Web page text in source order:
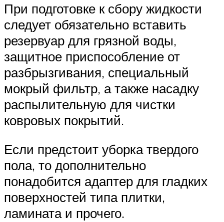
При подготовке к сбору жидкости
следует обязательно вставить
резервуар для грязной воды,
защитное приспособление от
разбрызгивания, специальный
мокрый фильтр, а также насадку
распылительную для чистки
ковровых покрытий.
Если предстоит уборка твердого
пола, то дополнительно
понадобится адаптер для гладких
поверхностей типа плитки,
ламината и прочего.